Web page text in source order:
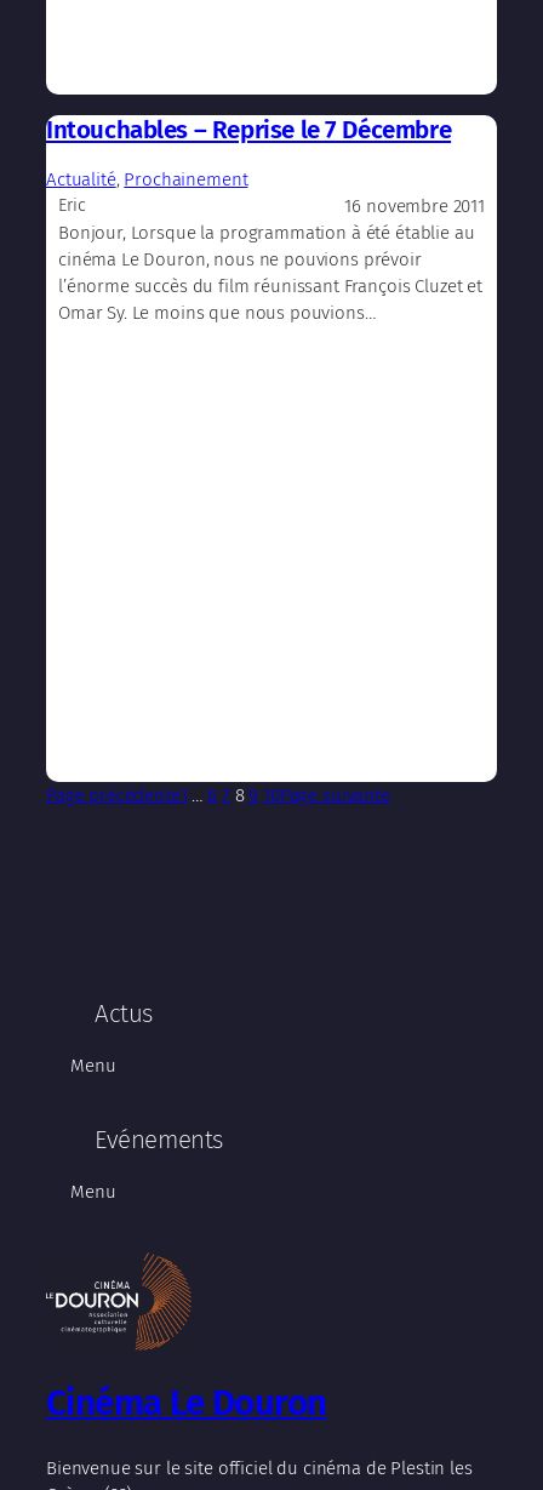
Intouchables – Reprise le 7 Décembre
Actualité, Prochainement
Eric
16 novembre 2011
Bonjour, Lorsque la programmation à été établie au
cinéma Le Douron, nous ne pouvions prévoir
l’énorme succès du film réunissant François Cluzet et
Omar Sy. Le moins que nous pouvions…
Page précédente1 … 6 7 8 9 10Page suivante
Actus
Menu
Evénements
Menu
Cinéma Le Douron
Bienvenue sur le site officiel du cinéma de Plestin les